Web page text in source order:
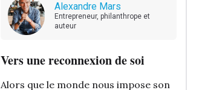
Alexandre Mars
Entrepreneur, philanthrope et
auteur
Vers une reconnexion de soi
Alors que le monde nous impose son